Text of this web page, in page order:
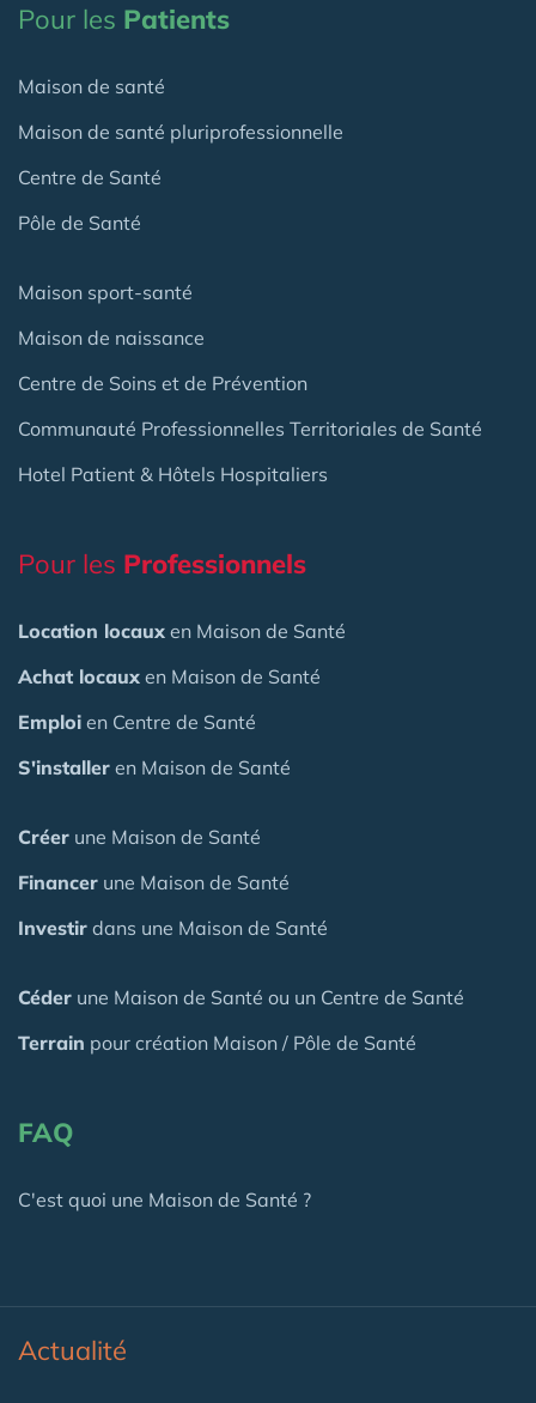
Pour les Patients
Maison de santé
Maison de santé pluriprofessionnelle
Centre de Santé
Pôle de Santé
Maison sport-santé
Maison de naissance
Centre de Soins et de Prévention
Communauté Professionnelles Territoriales de Santé
Hotel Patient & Hôtels Hospitaliers
Pour les Professionnels
Location locaux en Maison de Santé
Achat locaux en Maison de Santé
Emploi en Centre de Santé
S'installer en Maison de Santé
Créer une Maison de Santé
Financer une Maison de Santé
Investir dans une Maison de Santé
Céder une Maison de Santé ou un Centre de Santé
Terrain pour création Maison / Pôle de Santé
FAQ
C'est quoi une Maison de Santé ?
Actualité